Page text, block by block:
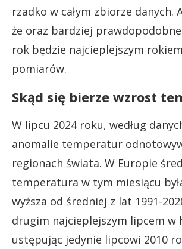
rzadko w całym zbiorze danych.
że oraz bardziej
rok będzie najcieplejszym
pomiarów.
Skąd się bierze wzrost
W lipcu 2024 roku, według
anomalie temperatur
regionach świata. W Europie
temperatura w tym miesiącu
wyższa od średniej z lat 1991-
drugim najcieplejszym lipcem w
ustępując jedynie lipcowi 2010